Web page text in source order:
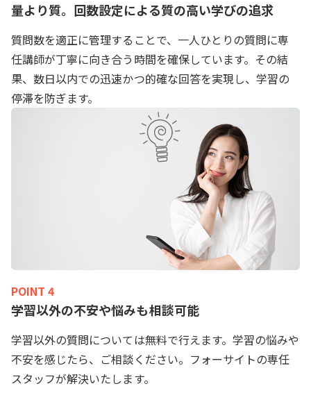
量より質。回数設定による質の高い学びの追求
質問数を適正に管理することで、一人ひとりの質問に専
任講師が丁寧に向き合う時間を確保しています。その結
果、数日以内での迅速かつ的確な回答を実現し、学習の
停滞を防ぎます。
POINT 4
学習以外の不安や悩みも相談可能
学習以外の質問については無料で行えます。学習の悩みや
不安を感じたら、ご相談ください。フォーサイトの専任
スタッフが解決いたします。